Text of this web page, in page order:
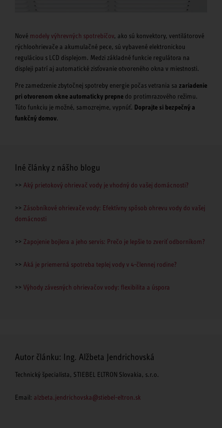
Nové modely výhrevných spotrebičov, ako sú konvektory, ventilátorové
rýchloohrievače a akumulačné pece, sú vybavené elektronickou
reguláciou s LCD displejom. Medzi základné funkcie regulátora na
displeji patrí aj automatické zisťovanie otvoreného okna v miestnosti.
Pre zamedzenie zbytočnej spotreby energie počas vetrania sa zariadenie
pri otvorenom okne automaticky prepne do protimrazového režimu.
Túto funkciu je možné, samozrejme, vypnúť. Doprajte si bezpečný a
funkčný domov.
Iné články z nášho blogu
>> Aký prietokový ohrievač vody je vhodný do vašej domácnosti?
>> Zásobníkové ohrievače vody: Efektívny spôsob ohrevu vody do vašej
domácnosti
>> Zapojenie bojlera a jeho servis: Prečo je lepšie to zveriť odborníkom?
>> Aká je priemerná spotreba teplej vody v 4-člennej rodine?
>> Výhody závesných ohrievačov vody: flexibilita a úspora
Autor článku: Ing. Alžbeta Jendrichovská
Technický špecialista, STIEBEL ELTRON Slovakia, s.r.o.
Email: alzbeta.jendrichovska@stiebel-eltron.sk